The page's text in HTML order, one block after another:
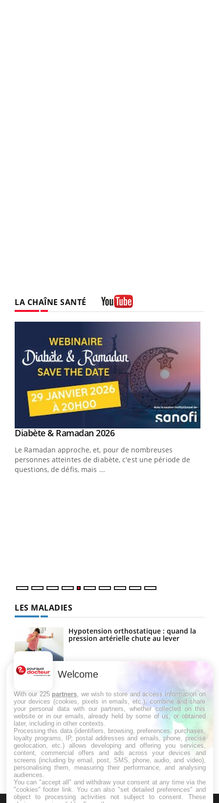
LA CHAÎNE SANTÉ
Youtube
Diabète & Ramadan 2026Youtube
Le Ramadan approche, et, pour de nombreuses
personnes atteintes de diabète, c'est une période de
questions, de défis, mais ...
LES MALADIES
Hypotension orthostatique : quand la
pression artérielle chute au lever
Drépanocytose : une déformation des
Maladie de Charcot (Sclérose latérale
amyotrophique)
Welcome
With our 225 partners , we wish to store and access information on
your devices (cookies, pixels in emails, etc.), combine and share
your personal data with our partners, whether collected on this
website or in our emails, already held by some of us, or obtained
later, including in other contexts.
Processing this data (identifiers, browsing, preferences, purchases,
loyalty programs, IP, postal addresses and emails, phone, precise
geolocation, etc.) allows developing and offering you services,
content, commercial offers and ads across your devices and
screens (including by email, post, SMS, phone, audio, and video),
personalising them, measuring their performance, and analysing
audiences.
You can "accept all" and withdraw your consent at any time via the
"cookies" footer link . You can also "set detailed preferences" and
object to processing activities not subject to consent. These